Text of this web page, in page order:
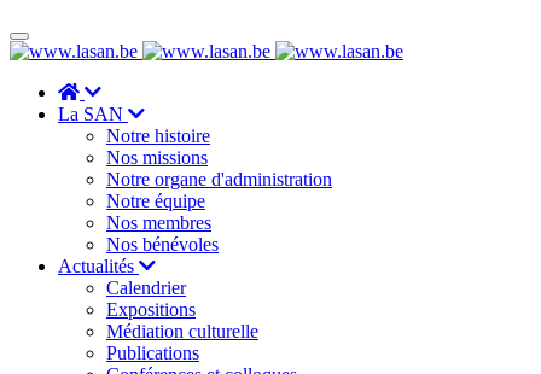
La SAN
Notre histoire
Nos missions
Notre organe d'administration
Notre équipe
Nos membres
Nos bénévoles
Actualités
Calendrier
Expositions
Médiation culturelle
Publications